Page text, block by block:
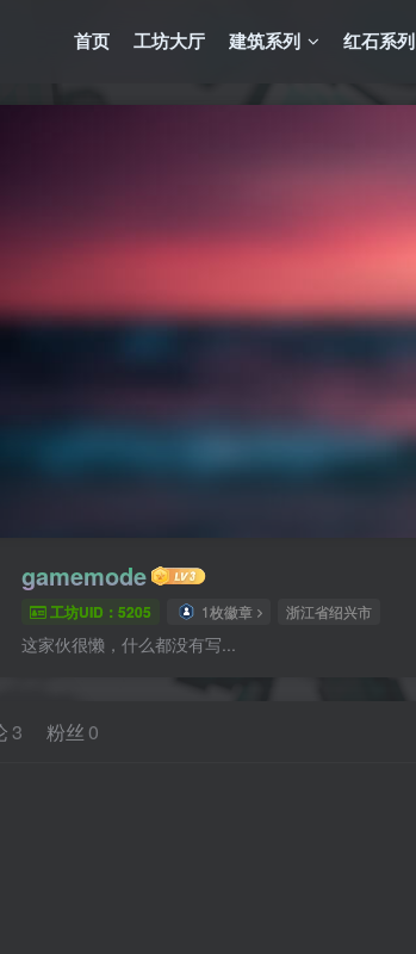
首页 工坊大厅 建筑系列 红石系列
gamemode
工坊UID：5205 1枚徽章 浙江省绍兴市
这家伙很懒，什么都没有写...
3 粉丝 0